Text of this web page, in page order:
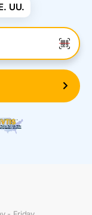
UU.